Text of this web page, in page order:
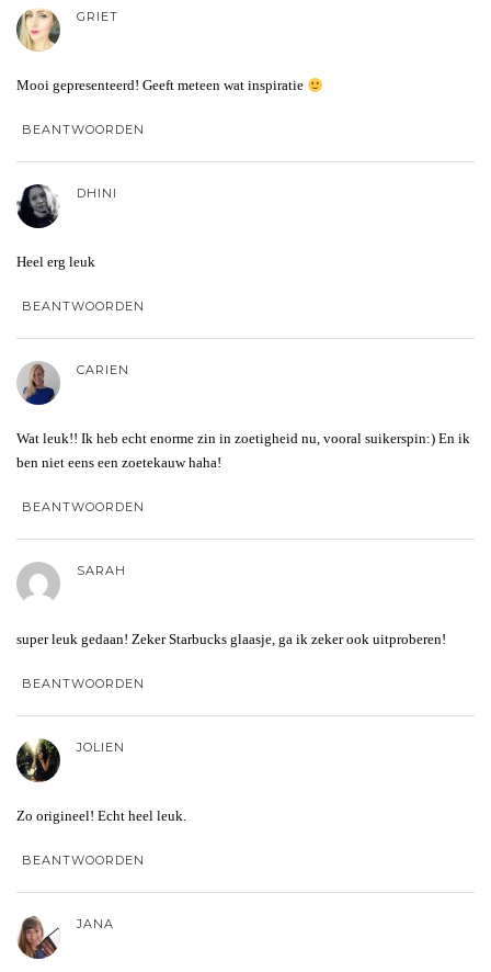
GRIET
Mooi gepresenteerd! Geeft meteen wat inspiratie
BEANTWOORDEN
DHINI
Heel erg leuk
BEANTWOORDEN
CARIEN
Wat leuk!! Ik heb echt enorme zin in zoetigheid nu, vooral suikerspin:) En ik
ben niet eens een zoetekauw haha!
BEANTWOORDEN
SARAH
super leuk gedaan! Zeker Starbucks glaasje, ga ik zeker ook uitproberen!
BEANTWOORDEN
JOLIEN
Zo origineel! Echt heel leuk.
BEANTWOORDEN
JANA